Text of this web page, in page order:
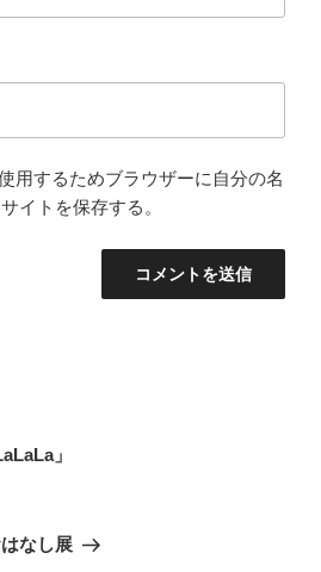
用するためブラウザーに自分の名
イトを保存する。
」
なし展